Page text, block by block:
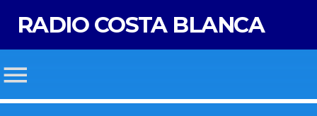
RADIO COSTA BLANCA